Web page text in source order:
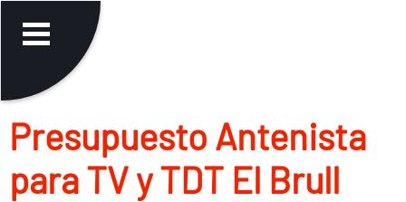
Presupuesto Antenista
para TV y TDT El Brull